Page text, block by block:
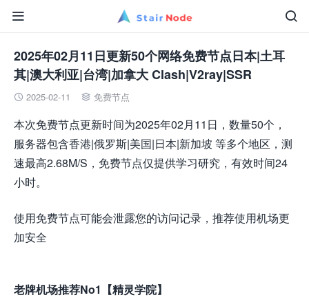


2025年02月11日更新50个网络免费节点日本|土耳
其|澳大利亚|台湾|加拿大 Clash|V2ray|SSR
 2025-02-11  免费节点
本次免费节点更新时间为2025年02月11日，数量50个，
服务器包含香港|俄罗斯|美国|日本|新加坡 等多个地区，测
速最高2.68M/S，免费节点仅提供学习研究，有效时间24
小时。
使用免费节点可能会泄露您的访问记录，推荐使用机场更
加安全
老牌机场推荐No1【精灵学院】